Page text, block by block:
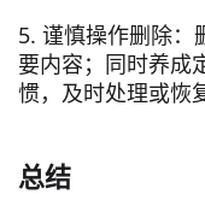
5. 谨慎操作删除：
要内容；同时养成
惯，及时处理或恢
总结